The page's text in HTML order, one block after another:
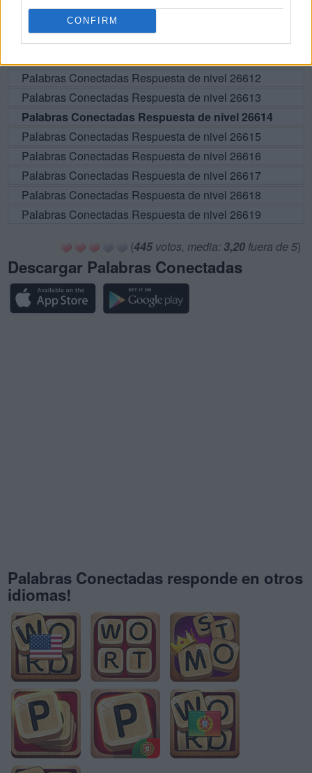
CONFIRM
Palabras Conectadas Respuesta de nivel 26609
Palabras Conectadas Respuesta de nivel 26610
Palabras Conectadas Respuesta de nivel 26612
Palabras Conectadas Respuesta de nivel 26613
Palabras Conectadas Respuesta de nivel 26614
Palabras Conectadas Respuesta de nivel 26615
Palabras Conectadas Respuesta de nivel 26616
Palabras Conectadas Respuesta de nivel 26617
Palabras Conectadas Respuesta de nivel 26618
Palabras Conectadas Respuesta de nivel 26619
(445votos, media: 3,20 fuera de 5)
Descargar Palabras Conectadas
Palabras Conectadas responde en otros
idiomas!